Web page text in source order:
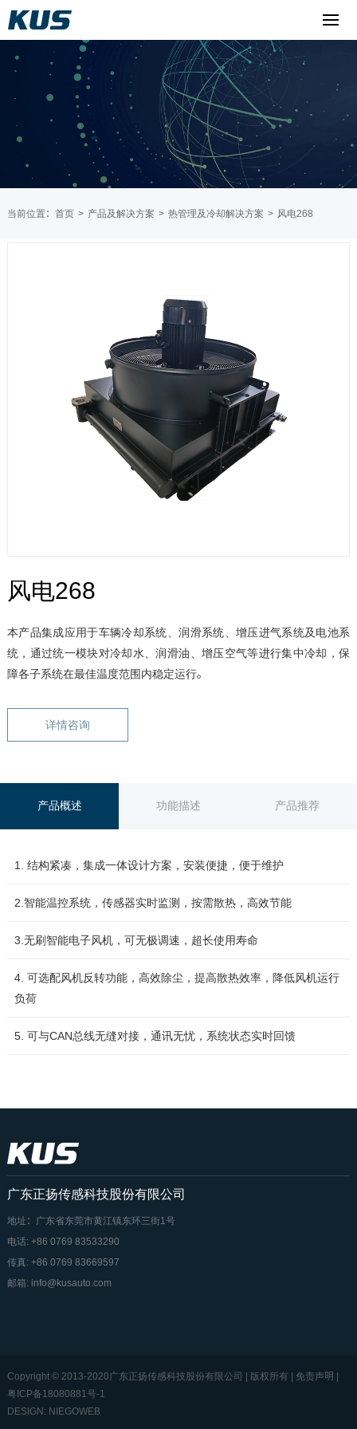
当前位置： 首页 > 产品及解决方案 > 热管理及冷却解决方案 > 风电268
风电268
本产品集成应用于车辆冷却系统、润滑系统、增压进气系统及电池系
统，通过统一模块对冷却水、润滑油、增压空气等进行集中冷却，保
障各子系统在最佳温度范围内稳定运行。
详情咨询
产品概述 功能描述 产品推荐
1. 结构紧凑，集成一体设计方案，安装便捷，便于维护
2.智能温控系统，传感器实时监测，按需散热，高效节能
3.无刷智能电子风机，可无极调速，超长使用寿命
4. 可选配风机反转功能，高效除尘，提高散热效率，降低风机运行
负荷
5. 可与CAN总线无缝对接，通讯无忧，系统状态实时回馈
广东正扬传感科技股份有限公司
地址：广东省东莞市黄江镇东环三街1号
电话: +86 0769 83533290
传真: +86 0769 83669597
邮箱: info@kusauto.com
Copyright © 2013-2020广东正扬传感科技股份有限公司 | 版权所有 | 免责声明 |
粤ICP备18080881号-1
DESIGN: NIEGOWEB